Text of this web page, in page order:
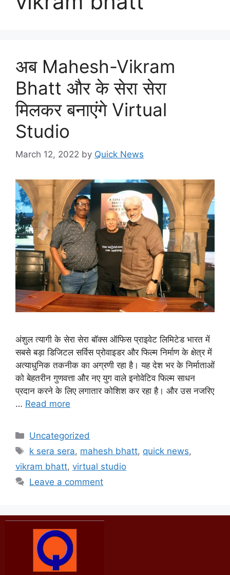
अब Mahesh-Vikram
Bhatt और के सेरा सेरा
मिलकर बनाएंगे Virtual
Studio
March 12, 2022 by Quick News
अंशुल त्यागी के सेरा सेरा बॉक्स ऑफिस प्राइवेट लिमिटेड भारत में
सबसे बड़ा डिजिटल सर्विस प्रोवाइडर और फिल्म निर्माण के क्षेत्र में
अत्याधुनिक तकनीक का अग्रणी रहा है। यह देश भर के निर्माताओं
को बेहतरीन गुणवत्ता और नए युग वाले इनोवेटिव फिल्म साधन
प्रदान करने के लिए लगातार कोशिश कर रहा है। और उस नजरिए
… Read more
Uncategorized
k sera sera, mahesh bhatt, quick news,
vikram bhatt, virtual studio
Leave a comment